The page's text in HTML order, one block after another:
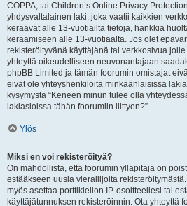
COPPA, tai Children’s Online Privacy
yhdysvaltalainen laki, joka vaatii kaikkien
keräävät alle 13-vuotiailta tietoja, hankkia
keräämiseen alle 13-vuotiaalta. Jos olet
rekisteröityvänä käyttäjänä tai verkkosivua
yhteyttä oikeudelliseen neuvonantajaan
phpBB Limited ja tämän foorumin omistajat
eivät ole yhteyshenkilöitä minkäänlaisissa
kysymystä “Keneen minun tulee olla
lakiasioissa tähän foorumiin liittyen?”.
Ylös
Miksi en voi rekisteröityä?
On mahdollista, että foorumin ylläpitäjä on
estääkseen uusia vierailijoita
myös asettaa porttikiellon IP-osoitteellesi tai
käyttäjätunnuksen rekisteröinnin. Ota yhteyttä